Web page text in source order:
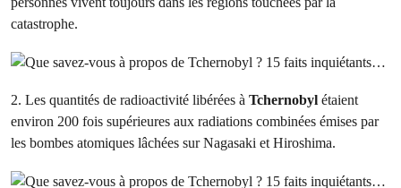
catastrophe.
2. Les quantités de radioactivité libérées à Tchernobyl étaient
environ 200 fois supérieures aux radiations combinées émises par
les bombes atomiques lâchées sur Nagasaki et Hiroshima.